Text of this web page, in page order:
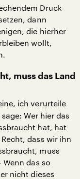
Druck
dann
die hierher
wollt,
muss das Land
ich verurteile
Wer hier das
hat, hat
dass wir ihn
muss
das so
nicht dieses